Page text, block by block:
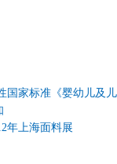
国家标准《婴幼儿及
年上海面料展